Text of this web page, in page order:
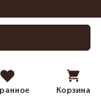
Корзина
и снаряжения–